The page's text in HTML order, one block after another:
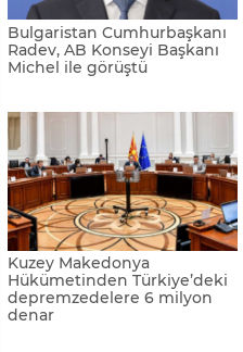
K. Makedonya’da
Kuzey Makedonya’da anket:
“Sırbistan dost, Bulgaristan
tehdit”